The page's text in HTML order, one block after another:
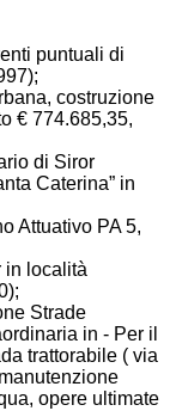
puntuali di
costruzione
€ 774.685,35,
di Siror
Caterina” in
Attuativo PA 5,
in località
Strade
in - Per il
trattorabile ( via
opere ultimate